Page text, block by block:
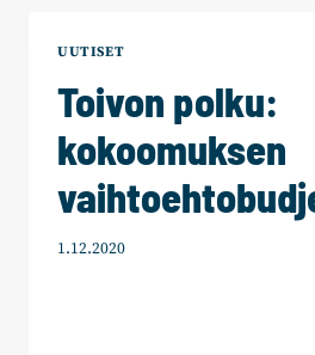
UUTISET
Toivon polku:
kokoomuksen
1.12.2020